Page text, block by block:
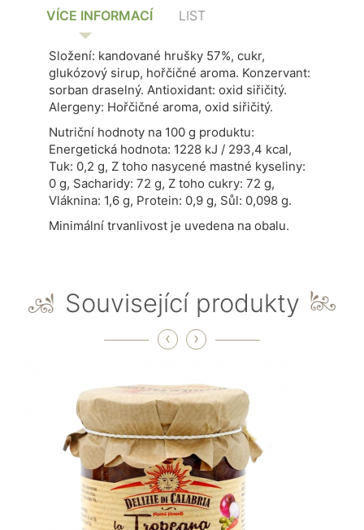
VÍCE INFORMACÍ LIST
Složení: kandované hrušky 57%, cukr,
glukózový sirup, hořčičné aroma. Konzervant:
sorban draselný. Antioxidant: oxid siřičitý.
Alergeny: Hořčičné aroma, oxid siřičitý.
Nutriční hodnoty na 100 g produktu:
Energetická hodnota: 1228 kJ / 293,4 kcal,
Tuk: 0,2 g, Z toho nasycené mastné kyseliny:
0 g, Sacharidy: 72 g, Z toho cukry: 72 g,
Vláknina: 1,6 g, Protein: 0,9 g, Sůl: 0,098 g.
Minimální trvanlivost je uvedena na obalu.
Související produkty
‹ ›